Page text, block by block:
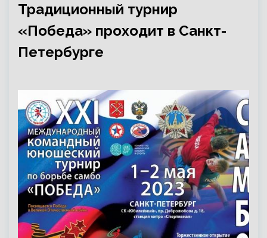
Традиционный турнир
«Победа» проходит в Санкт-
Петербурге